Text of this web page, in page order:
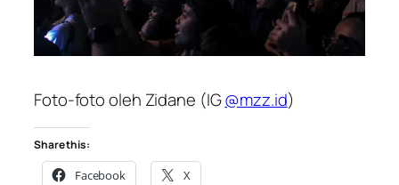
Foto-foto oleh Zidane (IG@mzz.id)
Share this:
Facebook X